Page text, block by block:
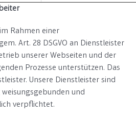
Rahmen einer
Art. 28 DSGVO an Dienstleister
unserer Webseiten und der
Prozesse unterstützen. Das
Unsere Dienstleister sind
und
verpflichtet.